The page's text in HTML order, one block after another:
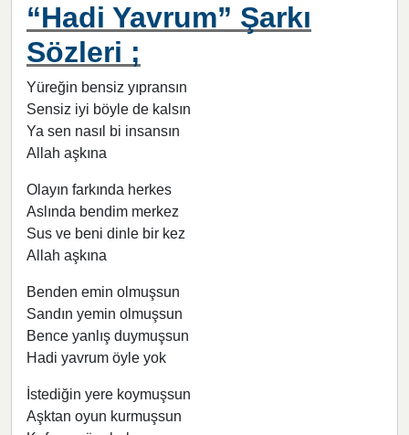
“Hadi Yavrum” Şarkı
Sözleri ;
Yüreğin bensiz yıpransın
Sensiz iyi böyle de kalsın
Ya sen nasıl bi insansın
Allah aşkına
Olayın farkında herkes
Aslında bendim merkez
Sus ve beni dinle bir kez
Allah aşkına
Benden emin olmuşsun
Sandın yemin olmuşsun
Bence yanlış duymuşsun
Hadi yavrum öyle yok
İstediğin yere koymuşsun
Aşktan oyun kurmuşsun